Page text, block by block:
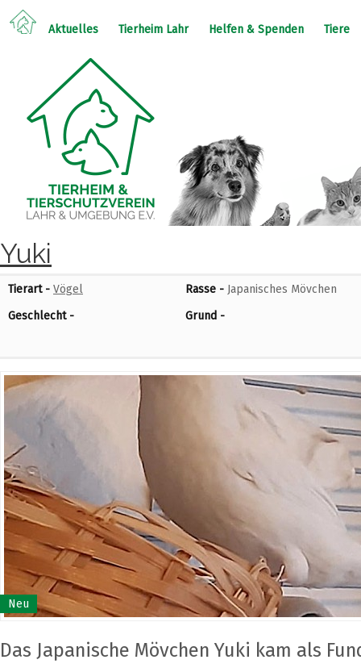
Aktuelles Tierheim Lahr Helfen & Spenden Tiere
Yuki
Tierart - Vögel Rasse - Japanisches Mövchen
Geschlecht -
Grund -
Neu
Das Japanische Mövchen Yuki kam als